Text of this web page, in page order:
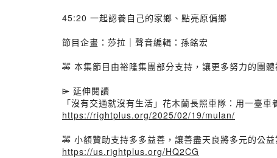
45:20 一起認養自己的家鄉、點亮原偏鄉
節目企畫：莎拉｜聲音編輯：孫銘宏
🚕 本集節目由裕隆集團部分支持，讓更多努力的團體
⌲ 延伸閱讀
「沒有交通就沒有生活」花木蘭長照車隊：用一臺
https://rightplus.org/2025/02/19/mulan/
🚕 小額贊助支持多多益善，讓善盡天良將多元的公
https://us.rightplus.org/HQ2CG